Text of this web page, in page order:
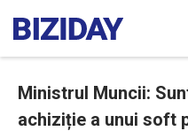
Ministrul Muncii:
achiziție a unui soft